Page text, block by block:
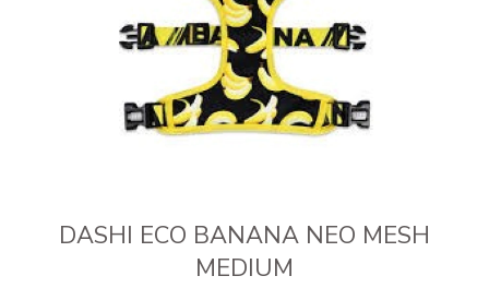
DASHI ECO BANANA NEO MESH
MEDIUM